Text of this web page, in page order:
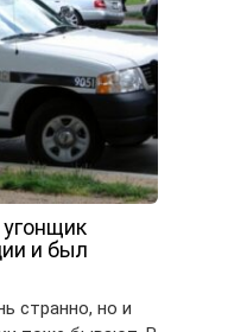
и был
странно, но и